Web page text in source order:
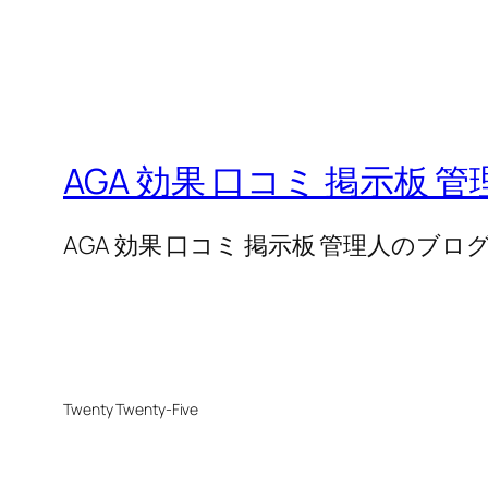
AGA 効果 口コミ 掲示板
AGA 効果 口コミ 掲示板 管理人のブロ
Twenty Twenty-Five